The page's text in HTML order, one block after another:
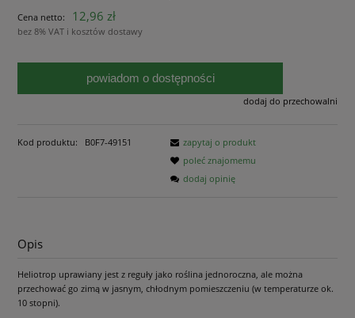
Cena netto:
12,96 zł
bez 8% VAT i kosztów dostawy
powiadom o dostępności
dodaj do przechowalni
Kod produktu: B0F7-49151
zapytaj o produkt
poleć znajomemu
dodaj opinię
Opis
Heliotrop uprawiany jest z reguły jako roślina jednoroczna, ale można
przechować go zimą w jasnym, chłodnym pomieszczeniu (w temperaturze ok.
10 stopni).